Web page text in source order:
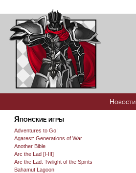
Новости
Японские игры
Adventures to Go!
Agarest: Generations of War
Another Bible
Arc the Lad [I-III]
Arc the Lad: Twilight of the Spirits
Bahamut Lagoon